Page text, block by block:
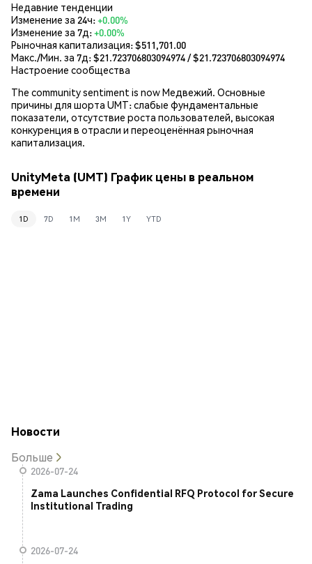
Недавние тенденции
Изменение за 24ч:+0.00%
Изменение за 7д:+0.00%
Рыночная капитализация:$511,701.00
Макс./Мин. за 7д: $21.723706803094974/ $21.723706803094974
Настроение сообщества
The community sentiment is now Медвежий. Основные
причины для шорта UMT: слабые фундаментальные
показатели, отсутствие роста пользователей, высокая
конкуренция в отрасли и переоценённая рыночная
капитализация.
UnityMeta (UMT) График цены в реальном
времени
1D 7D 1M 3M 1Y YTD
Новости
Больше
2026-07-24
Zama Launches Confidential RFQ Protocol for Secure
Institutional Trading
2026-07-24